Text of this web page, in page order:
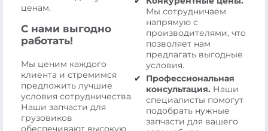
ценам.
С нами выгодно
работать!
Мы ценим каждого
клиента и стремимся
предложить лучшие
условия сотрудничества.
Наши запчасти для
грузовиков
обеспечивают высокую
Мы сотрудничаем
напрямую с
производителями, что
позволяет нам
предлагать выгодные
условия.
Профессиональная
консультация. Наши
специалисты помогут
подобрать нужные
запчасти для вашего